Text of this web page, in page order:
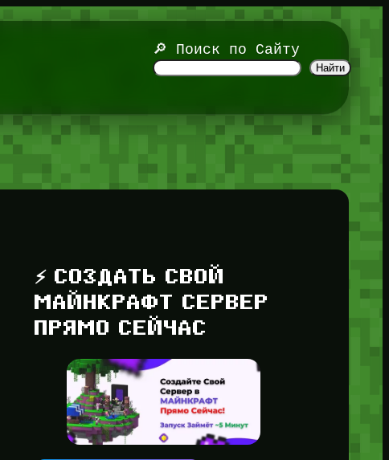
🔎 Поиск по Сайту
Найти
⚡ СОЗДАТЬ СВОЙ
МАЙНКРАФТ СЕРВЕР
ПРЯМО СЕЙЧАС